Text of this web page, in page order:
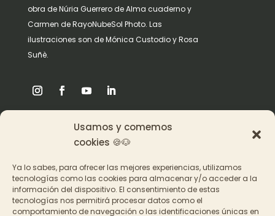
Usamos y comemos
cookies 🍪🐶
Ya lo sabes, para ofrecer las mejores experiencias, utilizamos
tecnologías como las cookies para almacenar y/o acceder a la
información del dispositivo. El consentimiento de estas
tecnologías nos permitirá procesar datos como el
comportamiento de navegación o las identificaciones únicas en
obra de Núria Guerrero de Alma cuaderno y
Carmen de RayoNubeSol Photo. Las
ilustraciones son de Mónica Custodio y Rosa
Suñè.
Acceder a los cursos